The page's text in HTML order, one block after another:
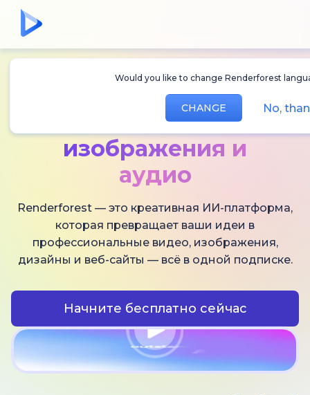
Would you like to change Renderforest
CHANGE No,
СоздавайтеИИ-
видео,
изображения и
аудио
Renderforest — это креативная ИИ-платформа,
которая превращает ваши идеи в
профессиональные видео, изображения,
дизайны и веб-сайты — всё в одной подписке.
Начните бесплатно сейчас